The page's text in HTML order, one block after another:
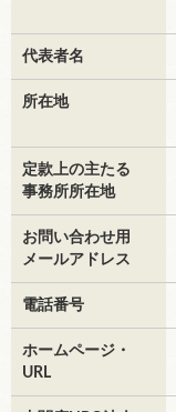
代表者名
所在地
定款上の主たる
事務所所在地
お問い合わせ用
メールアドレス
電話番号
ホームページ・
URL